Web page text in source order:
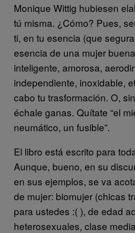
Monique Wittig hubiesen
tú misma. ¿Cómo? Pues,
ti, en tu esencia (que
esencia de una mujer
inteligente, amorosa,
independiente, inoxidable,
cabo tu trasformación. O,
échale ganas. Quítate “el
neumático, un fusible”.
El libro está escrito para
Aunque, bueno, en su
en sus ejemplos, se va
de mujer: biomujer (chicas
para ustedes :( ), de edad
heterosexuales, clase